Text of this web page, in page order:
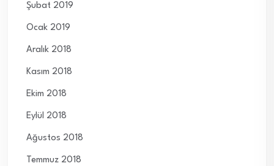
Şubat 2019
Ocak 2019
Aralık 2018
Kasım 2018
Ekim 2018
Eylül 2018
Ağustos 2018
Temmuz 2018